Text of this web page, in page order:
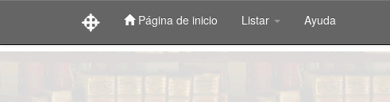
Página de inicio Listar Ayuda